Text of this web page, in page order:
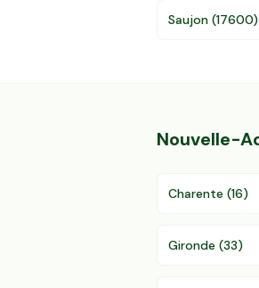
Saujon (17600)
Nouvelle-
Charente (16)
Gironde (33)